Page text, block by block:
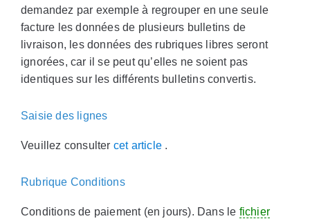
demandez par exemple à regrouper en une seule
facture les données de plusieurs bulletins de
livraison, les données des rubriques libres seront
ignorées, car il se peut qu’elles ne soient pas
identiques sur les différents bulletins convertis.
Saisie des lignes
Veuillez consulter cet article.
Rubrique Conditions
Conditions de paiement (en jours). Dans le fichier